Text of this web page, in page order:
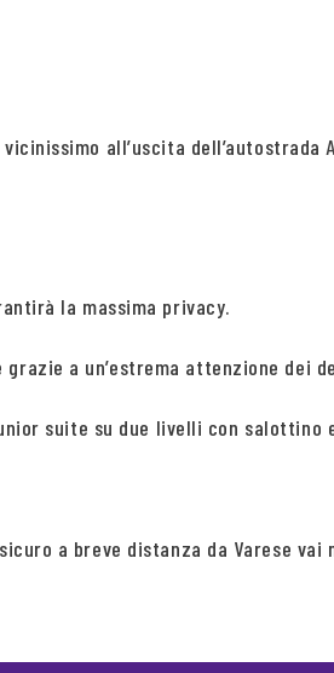
all’uscita dell’autostrada
la massima privacy.
a un’estrema attenzione dei
suite su due livelli con salottino
a breve distanza da Varese vai